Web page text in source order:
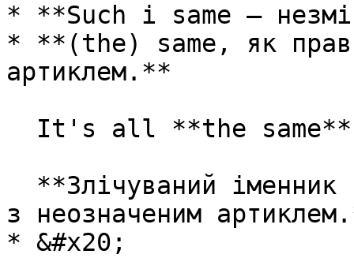
* **Such i same –
* **(the) same, як
артиклем.**
з неозначеним
* &#x20;